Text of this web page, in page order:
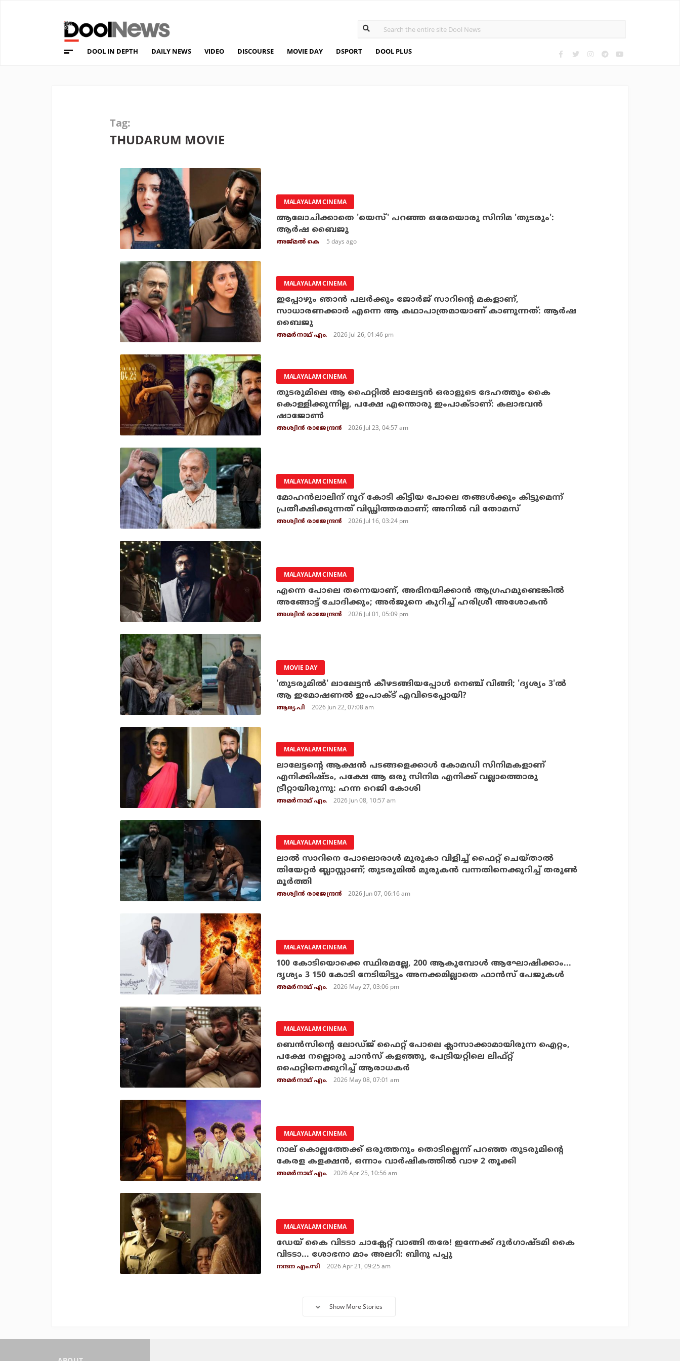
DOOL IN DEPTH DAILY NEWS VIDEO DISCOURSE MOVIE DAY DSPORT DOOL PLUS
Tag:
THUDARUM MOVIE
MALAYALAM CINEMA
ആലോചിക്കാതെ 'യെസ്' പറഞ്ഞ ഒരേയൊരു സിനിമ 'തുടരും':
ആർഷ ബൈജു
അജ്മല്‍ കെ 5 days ago
MALAYALAM CINEMA
ഇപ്പോഴും ഞാന്‍ പലര്‍ക്കും ജോര്‍ജ് സാറിന്റെ മകളാണ്,
സാധാരണക്കാര്‍ എന്നെ ആ കഥാപാത്രമായാണ് കാണുന്നത്: ആര്‍ഷ
ബൈജു
അമര്‍നാഥ് എം. 2026 Jul 26, 01:46 pm
MALAYALAM CINEMA
തുടരുമിലെ ആ ഫൈറ്റില്‍ ലാലേട്ടന്‍ ഒരാളുടെ ദേഹത്തും കൈ
കൊള്ളിക്കുന്നില്ല, പക്ഷേ എന്തൊരു ഇംപാക്ടാണ്: കലാഭവന്‍
ഷാജോണ്‍
അശ്വിന്‍ രാജേന്ദ്രന്‍ 2026 Jul 23, 04:57 am
MALAYALAM CINEMA
മോഹന്‍ലാലിന് നൂറ് കോടി കിട്ടിയ പോലെ തങ്ങള്‍ക്കും കിട്ടുമെന്ന്
പ്രതീക്ഷിക്കുന്നത് വിഡ്ഢിത്തരമാണ്; അനില്‍ വി തോമസ്
അശ്വിന്‍ രാജേന്ദ്രന്‍ 2026 Jul 16, 03:24 pm
MALAYALAM CINEMA
എന്നെ പോലെ തന്നെയാണ്, അഭിനയിക്കാന്‍ ആഗ്രഹമുണ്ടെങ്കില്‍
അങ്ങോട്ട് ചോദിക്കും; അര്‍ജുനെ കുറിച്ച് ഹരിശ്രീ അശോകന്‍
അശ്വിന്‍ രാജേന്ദ്രന്‍ 2026 Jul 01, 05:09 pm
MOVIE DAY
'തുടരുമില്‍' ലാലേട്ടന്‍ കീഴടങ്ങിയപ്പോള്‍ നെഞ്ച് വിങ്ങി; 'ദൃശ്യം 3'ല്‍
ആ ഇമോഷണല്‍ ഇംപാക്ട് എവിടെപ്പോയി?
ആര്യ.പി 2026 Jun 22, 07:08 am
MALAYALAM CINEMA
ലാലേട്ടന്റെ ആക്ഷന്‍ പടങ്ങളെക്കാള്‍ കോമഡി സിനിമകളാണ്
എനിക്കിഷ്ടം, പക്ഷേ ആ ഒരു സിനിമ എനിക്ക് വല്ലാത്തൊരു
ട്രീറ്റായിരുന്നു: ഹന്ന റെജി കോശി
അമര്‍നാഥ് എം. 2026 Jun 08, 10:57 am
MALAYALAM CINEMA
ലാല്‍ സാറിനെ പോലൊരാള്‍ മുരുകാ വിളിച്ച് ഫൈറ്റ് ചെയ്താല്‍
തിയേറ്റര്‍ ബ്ലാസ്റ്റാണ്; തുടരുമില്‍ മുരുകന്‍ വന്നതിനെക്കുറിച്ച് തരുണ്‍
മൂര്‍ത്തി
അശ്വിന്‍ രാജേന്ദ്രന്‍ 2026 Jun 07, 06:16 am
MALAYALAM CINEMA
100 കോടിയൊക്കെ സ്ഥിരമല്ലേ, 200 ആകുമ്പോള്‍ ആഘോഷിക്കാം...
ദൃശ്യം 3 150 കോടി നേടിയിട്ടും അനക്കമില്ലാതെ ഫാന്‍സ് പേജുകള്‍
അമര്‍നാഥ് എം. 2026 May 27, 03:06 pm
MALAYALAM CINEMA
ബെന്‍സിന്റെ ലോഡ്ജ് ഫൈറ്റ് പോലെ ക്ലാസാക്കാമായിരുന്ന ഐറ്റം,
പക്ഷേ നല്ലൊരു ചാന്‍സ് കളഞ്ഞു, പേട്രിയറ്റിലെ ലിഫ്റ്റ്
ഫൈറ്റിനെക്കുറിച്ച് ആരാധകര്‍
അമര്‍നാഥ് എം. 2026 May 08, 07:01 am
MALAYALAM CINEMA
നാല് കൊല്ലത്തേക്ക് ഒരുത്തനും തൊടില്ലെന്ന് പറഞ്ഞ തുടരുമിന്റെ
കേരള കളക്ഷന്‍, ഒന്നാം വാര്‍ഷികത്തില്‍ വാഴ 2 തൂക്കി
അമര്‍നാഥ് എം. 2026 Apr 25, 10:56 am
MALAYALAM CINEMA
ഡേയ് കൈ വിടടാ ചാക്ലേറ്റ് വാങ്ങി തരേ! ഇന്നേക്ക് ദുർഗാഷ്ടമി കൈ
വിടടാ... ശോഭനാ മാം അലറി: ബിനു പപ്പു
നന്ദന എം.സി 2026 Apr 21, 09:25 am
Show More Stories